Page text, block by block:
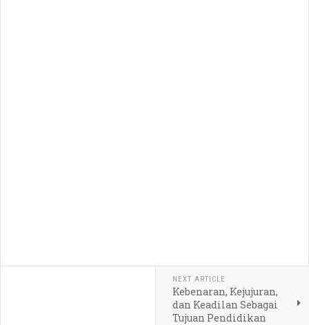
NEXT ARTICLE
Kebenaran, Kejujuran,
dan Keadilan Sebagai
Tujuan Pendidikan